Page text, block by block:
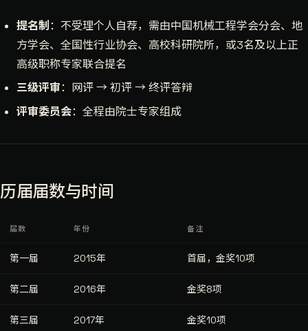
提名制：不受理个人自荐，需由中国机械工程学会分会、地
方学会、全国性行业协会、高校科研院所，或3名及以上正
高级职称专家联合提名
三级评审：网评 → 初评 → 终评答辩
评审委员会：全程由院士专家组成
历届届数与时间
届数 年份 备注
第一届 2015年 首届，金奖10项
第二届 2016年 金奖8项
第三届 2017年 金奖10项